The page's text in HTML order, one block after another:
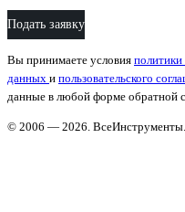
Подать заявку
Вы принимаете условия
данных и пользовательского
данные в любой форме обратной
© 2006 — 2026.